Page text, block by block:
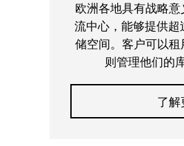
欧洲各地具有战略
流中心，能够提供
储空间。客户可以
则管理他们的
了解